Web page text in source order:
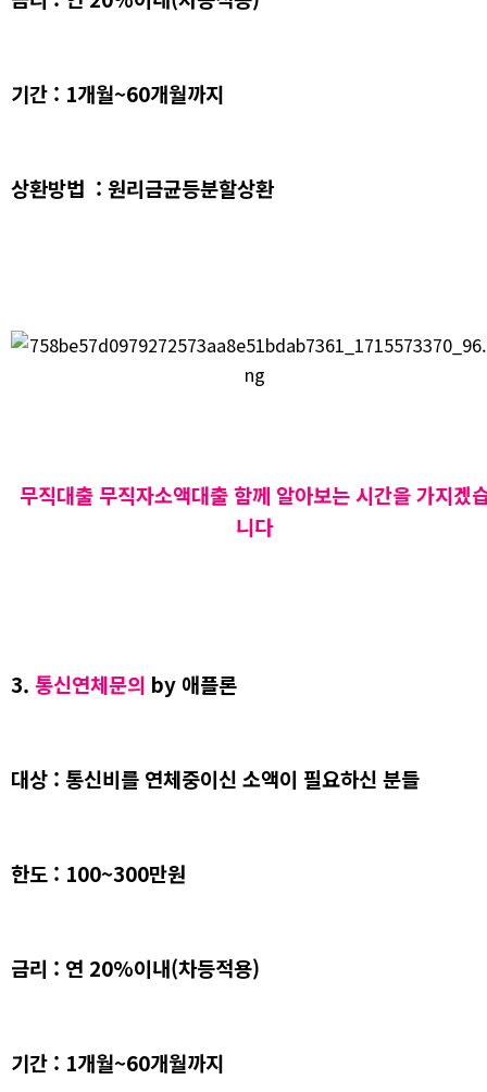
기간 : 1개월~60개월까지
상환방법 : 원리금균등분할상환
무직대출 무직자소액대출 함께 알아보는 시간을 가지겠
니다
3. 통신연체문의 by 애플론
대상 : 통신비를 연체중이신 소액이 필요하신 분들
한도 : 100~300만원
금리 : 연 20%이내(차등적용)
기간 : 1개월~60개월까지